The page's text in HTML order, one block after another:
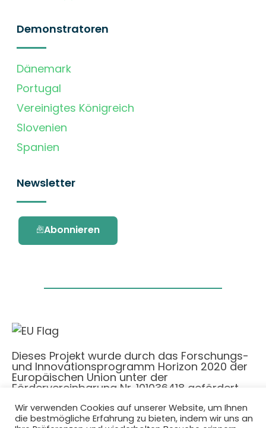
Demonstratoren
Dänemark
Portugal
Vereinigtes Königreich
Slovenien
Spanien
Newsletter
Abonnieren
Dieses Projekt wurde durch das Forschungs-
und Innovationsprogramm Horizon 2020 der
Europäischen Union unter der
Fördervereinbarung Nr. 101036418 gefördert.
Datenschutzbestimmungen|Cookie-
Wir verwenden Cookies auf unserer Website, um Ihnen
die bestmögliche Erfahrung zu bieten, indem wir uns an